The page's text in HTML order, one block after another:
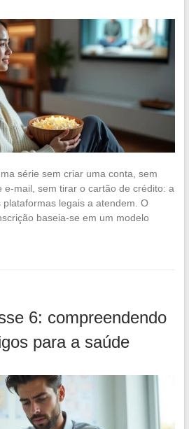
série sem criar uma conta, sem
e-mail, sem tirar o cartão de crédito: a
legais a atendem. O
baseia-se em um modelo
6: compreendendo
para a saúde